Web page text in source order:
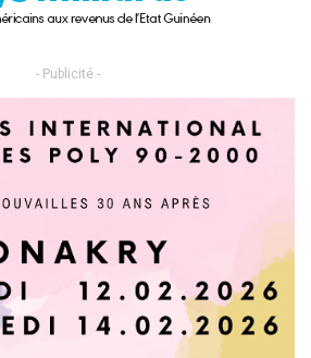
- Publicité -